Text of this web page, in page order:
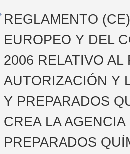
REGLAMENTO
EUROPEO Y DEL
2006 RELATIVO AL
AUTORIZACIÓN Y
Y PREPARADOS
CREA LA
PREPARADOS